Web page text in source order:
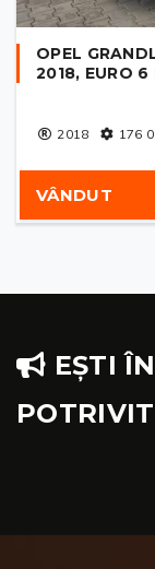
OPEL
2018, EURO 6
2018 176
VÂNDUT
EȘTI